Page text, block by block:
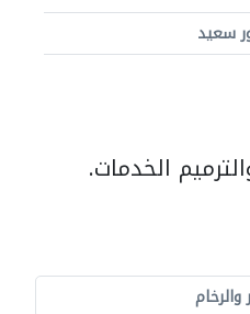
سعيد
الخدمات.
والرخام